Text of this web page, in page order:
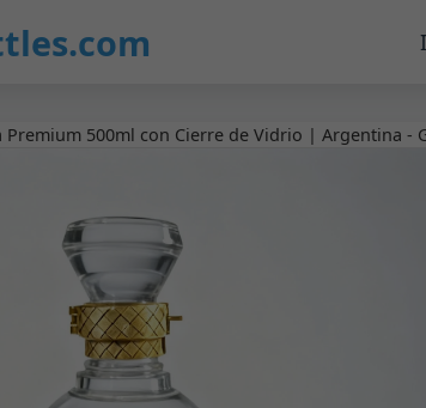
Premium 500ml con Cierre de Vidrio | Argentina -